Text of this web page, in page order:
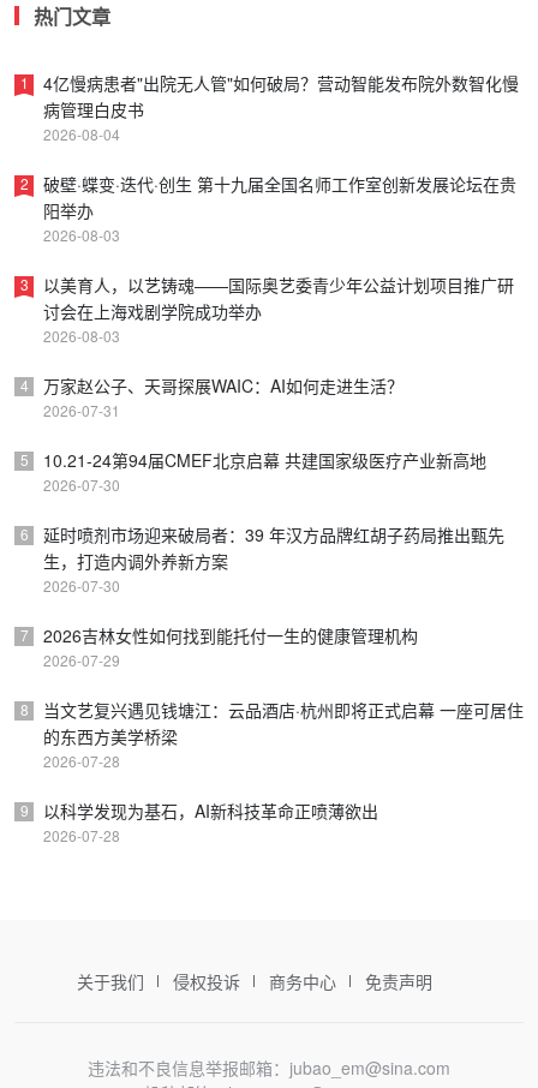
热门文章
4亿慢病患者"出院无人管"如何破局？营动智能发布院外数智化慢
病管理白皮书
2026-08-04
1
破壁·蝶变·迭代·创生 第十九届全国名师工作室创新发展论坛在贵
阳举办
2026-08-03
2
以美育人，以艺铸魂——国际奥艺委青少年公益计划项目推广研
讨会在上海戏剧学院成功举办
2026-08-03
3
万家赵公子、天哥探展WAIC：AI如何走进生活？
2026-07-31
4
10.21-24第94届CMEF北京启幕 共建国家级医疗产业新高地
2026-07-30
5
延时喷剂市场迎来破局者：39 年汉方品牌红胡子药局推出甄先
生，打造内调外养新方案
2026-07-30
6
2026吉林女性如何找到能托付一生的健康管理机构
2026-07-29
7
当文艺复兴遇见钱塘江：云品酒店·杭州即将正式启幕 一座可居住
的东西方美学桥梁
2026-07-28
8
以科学发现为基石，AI新科技革命正喷薄欲出
2026-07-28
9
关于我们 侵权投诉 商务中心 免责声明
违法和不良信息举报邮箱：jubao_em@sina.com